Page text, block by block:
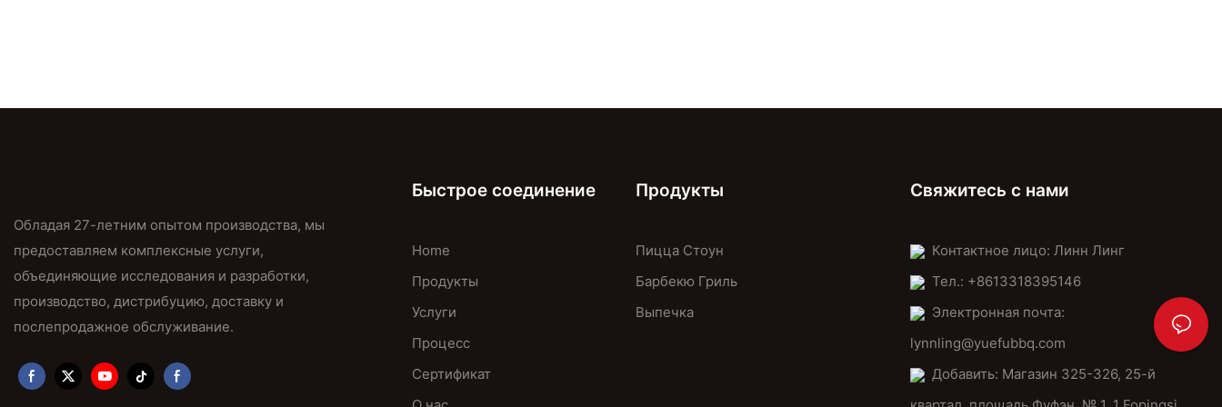
Обладая 27-летним опытом производства, мы
предоставляем комплексные услуги,
объединяющие исследования и разработки,
производство, дистрибуцию, доставку и
послепродажное обслуживание.
Быстрое соединение
Home
Продукты
Услуги
Процесс
Сертификат
Продукты
Пицца Стоун
Барбекю Гриль
Выпечка
Свяжитесь с нами
Контактное лицо: Линн Линг
Тел.: +8613318395146
Электронная почта:
lynnling@yuefubbq.com
Добавить: Магазин 325-326, 25-й